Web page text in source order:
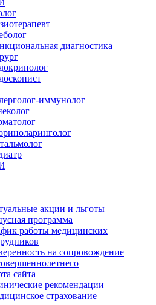
диагностика
иммунолог
акции и льготы
программа
работы медицинских
на сопровождение
сайта
рекомендации
страхование